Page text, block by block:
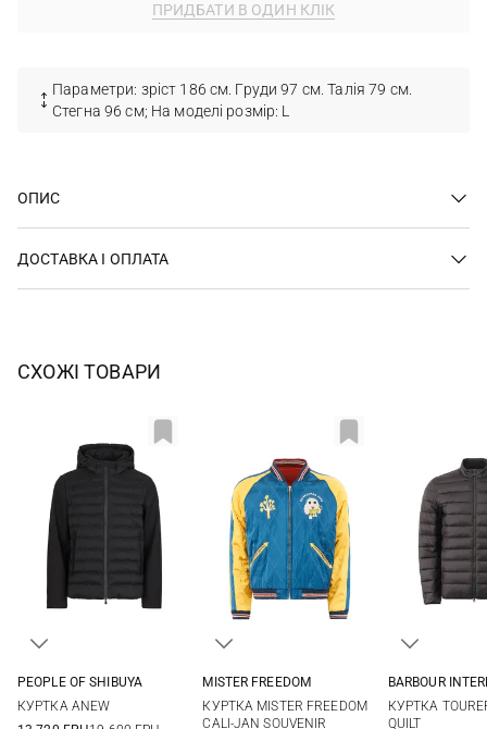
ПРИДБАТИ В ОДИН КЛІК
Параметри: зріст 186 см. Груди 97 см. Талія 79 см.
Стегна 96 см; На моделі розмір: L
ОПИС
ДОСТАВКА І ОПЛАТА
СХОЖІ ТОВАРИ
PEOPLE OF SHIBUYA
КУРТКА ANEW
MISTER FREEDOM
КУРТКА MISTER FREEDOM
CALI-JAN SOUVENIR
XXL
BARBOUR
КУРТКА
QUILT